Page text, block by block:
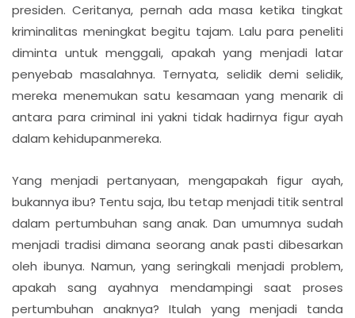
presiden. Ceritanya, pernah ada masa ketika tingkat
kriminalitas meningkat begitu tajam. Lalu para peneliti
diminta untuk menggali, apakah yang menjadi latar
penyebab masalahnya. Ternyata, selidik demi selidik,
mereka menemukan satu kesamaan yang menarik di
antara para criminal ini yakni tidak hadirnya figur ayah
dalam kehidupanmereka.
Yang menjadi pertanyaan, mengapakah figur ayah,
bukannya ibu? Tentu saja, Ibu tetap menjadi titik sentral
dalam pertumbuhan sang anak. Dan umumnya sudah
menjadi tradisi dimana seorang anak pasti dibesarkan
oleh ibunya. Namun, yang seringkali menjadi problem,
apakah sang ayahnya mendampingi saat proses
pertumbuhan anaknya? Itulah yang menjadi tanda